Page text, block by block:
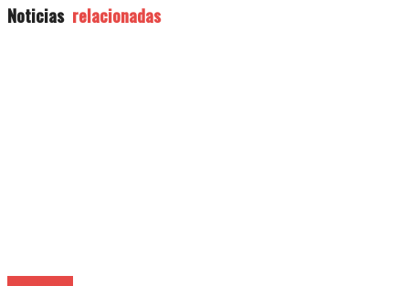
Noticias relacionadas